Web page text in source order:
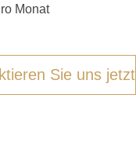
Monat
Sie uns jetzt